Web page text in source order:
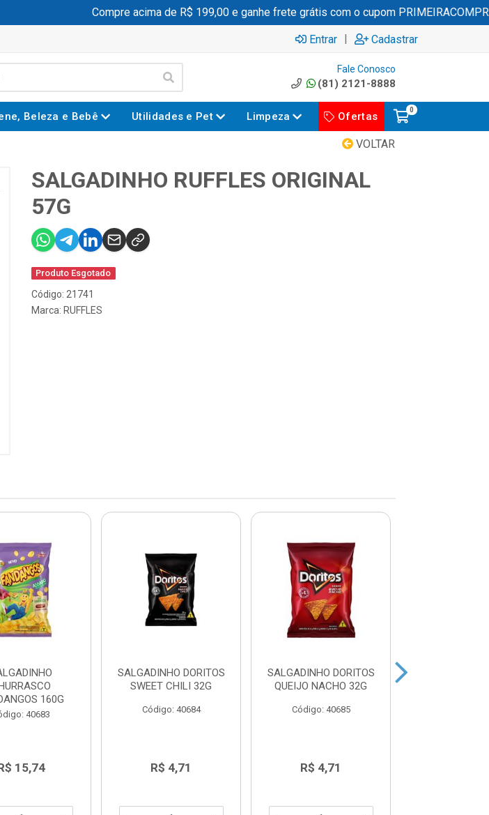
Compre acima de R$ 199,00 e ganhe frete grátis com o cupom PRIMEIRACOMPRA
Entrar | Cadastrar
Fale Conosco
(81) 2121-8888
Beleza e Bebê Utilidades e Pet Limpeza Ofertas
0
VOLTAR
SALGADINHO RUFFLES ORIGINAL
57G
Produto Esgotado
Código: 21741
Marca: RUFFLES
160G
40683
15,74
SALGADINHO DORITOS
SWEET CHILI 32G
Código: 40684
R$ 4,71
SALGADINHO DORITOS
QUEIJO NACHO 32G
Código: 40685
R$ 4,71